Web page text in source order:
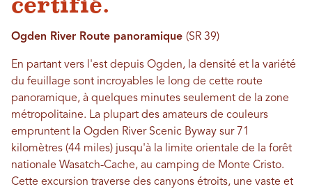
certifié.
Ogden River Route panoramique (SR 39)
En partant vers l'est depuis Ogden, la densité et la variété
du feuillage sont incroyables le long de cette route
panoramique, à quelques minutes seulement de la zone
métropolitaine. La plupart des amateurs de couleurs
empruntent la Ogden River Scenic Byway sur 71
kilomètres (44 miles) jusqu'à la limite orientale de la forêt
nationale Wasatch-Cache, au camping de Monte Cristo.
Cette excursion traverse des canyons étroits, une vaste et